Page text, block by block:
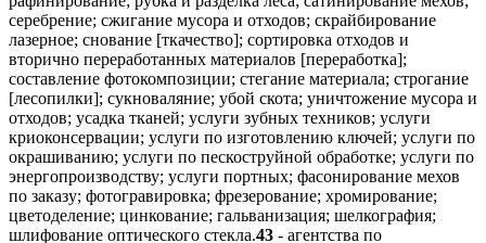
серебрение; сжигание мусора и отходов; скрайбирование
лазерное; снование [ткачество]; сортировка отходов и
вторично переработанных материалов [переработка];
составление фотокомпозиции; стегание материала; строгание
[лесопилки]; сукноваляние; убой скота; уничтожение мусора и
отходов; усадка тканей; услуги зубных техников; услуги
криоконсервации; услуги по изготовлению ключей; услуги по
окрашиванию; услуги по пескоструйной обработке; услуги по
энергопроизводству; услуги портных; фасонирование мехов
по заказу; фотогравировка; фрезерование; хромирование;
цветоделение; цинкование; гальванизация; шелкография;
шлифование оптического стекла.43 - агентства по